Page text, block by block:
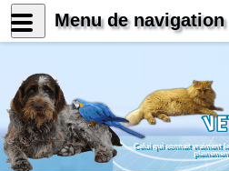
Celui qui connait vraiment
Menu de navigation